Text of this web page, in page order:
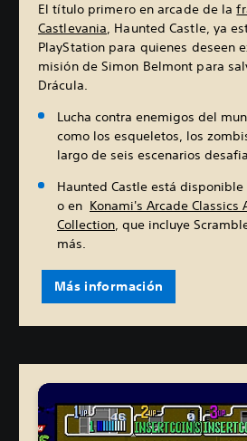
El título primero en arcade de la
Castlevania, Haunted Castle, ya
PlayStation para quienes deseen
misión de Simon Belmont para
Drácula.
Lucha contra enemigos del
como los esqueletos, los
largo de seis escenarios
Haunted Castle está
o en Konami's Arcade Classics
Collection, que incluye
más.
Más información